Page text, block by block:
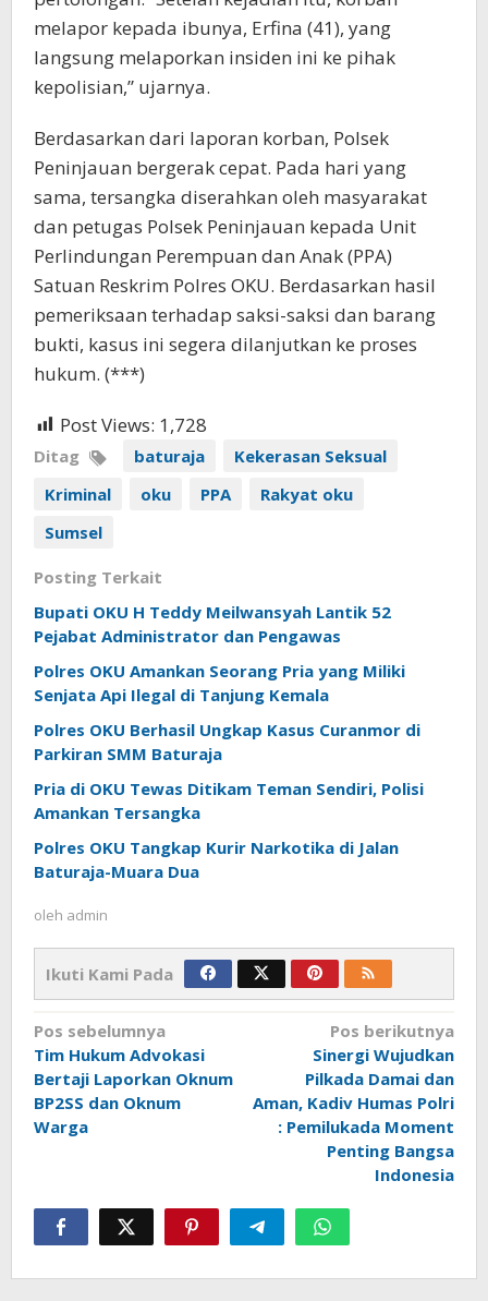
melapor kepada ibunya, Erfina (41), yang
langsung melaporkan insiden ini ke pihak
kepolisian,” ujarnya.
Berdasarkan dari laporan korban, Polsek
Peninjauan bergerak cepat. Pada hari yang
sama, tersangka diserahkan oleh masyarakat
dan petugas Polsek Peninjauan kepada Unit
Perlindungan Perempuan dan Anak (PPA)
Satuan Reskrim Polres OKU. Berdasarkan hasil
pemeriksaan terhadap saksi-saksi dan barang
bukti, kasus ini segera dilanjutkan ke proses
hukum. (***)
Post Views: 1,728
Ditag baturaja
Kekerasan Seksual
Kriminal
oku PPA
Rakyat oku
Sumsel
Posting Terkait
Bupati OKU H Teddy Meilwansyah Lantik 52
Pejabat Administrator dan Pengawas
Polres OKU Amankan Seorang Pria yang Miliki
Senjata Api Ilegal di Tanjung Kemala
Polres OKU Berhasil Ungkap Kasus Curanmor di
Parkiran SMM Baturaja
Pria di OKU Tewas Ditikam Teman Sendiri, Polisi
Amankan Tersangka
Polres OKU Tangkap Kurir Narkotika di Jalan
Baturaja-Muara Dua
oleh admin
Ikuti Kami Pada
Navigasi
pos
Pos sebelumnya
Tim Hukum Advokasi
Bertaji Laporkan Oknum
BP2SS dan Oknum
Warga
Pos berikutnya
Sinergi Wujudkan
Pilkada Damai dan
Aman, Kadiv Humas Polri
: Pemilukada Moment
Penting Bangsa
Indonesia